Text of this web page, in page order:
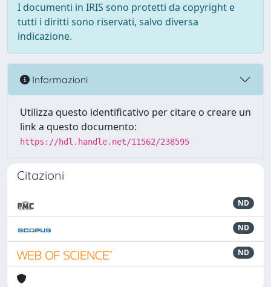
I documenti in IRIS sono protetti da copyright e
tutti i diritti sono riservati, salvo diversa
indicazione.
Informazioni
Utilizza questo identificativo per citare o creare un
link a questo documento:
https://hdl.handle.net/11562/238595
Citazioni
ND
ND
ND